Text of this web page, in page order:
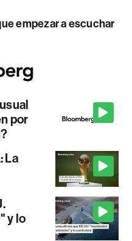
empezar a escuchar
por
La
y lo